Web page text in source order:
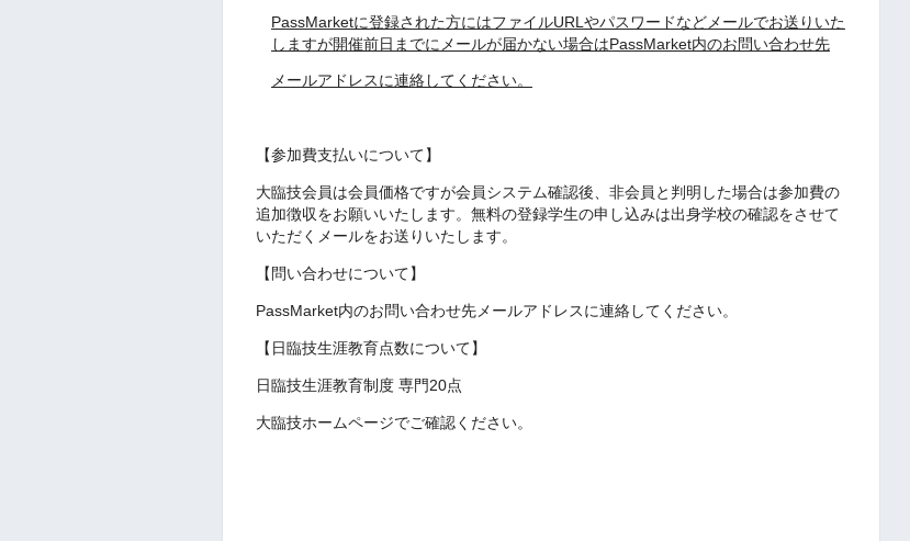
PassMarketに登録された方にはファイルURLやパスワードなどメールでお送りいた
しますが開催前日までにメールが届かない場合はPassMarket内のお問い合わせ先
メールアドレスに連絡してください。
【参加費支払いについて】
大臨技会員は会員価格ですが会員システム確認後、非会員と判明した場合は参加費の
追加徴収をお願いいたします。無料の登録学生の申し込みは出身学校の確認をさせて
いただくメールをお送りいたします。
【問い合わせについて】
PassMarket内のお問い合わせ先メールアドレスに連絡してください。
【日臨技生涯教育点数について】
日臨技生涯教育制度 専門20点
大臨技ホームページでご確認ください。